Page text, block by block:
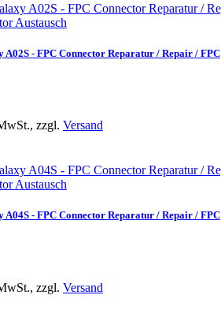
A02S - FPC Connector Reparatur / Repair / FPC
zzgl. Versand
A04S - FPC Connector Reparatur / Repair / FPC
zzgl. Versand